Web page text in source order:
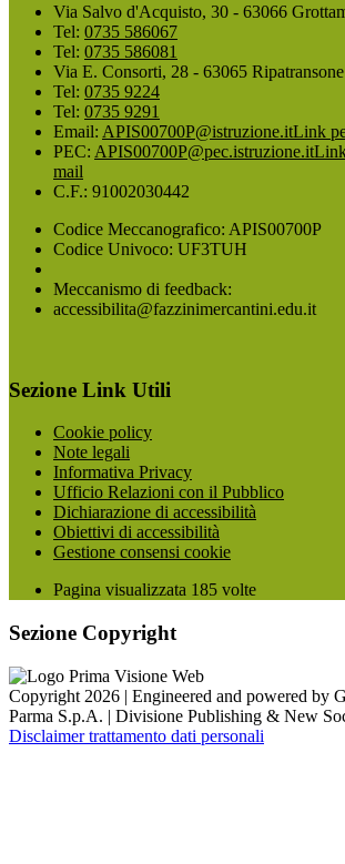
Via Salvo d'Acquisto, 30 - 63066
Tel: 0735 586067
Tel: 0735 586081
Via E. Consorti, 28 - 63065
Tel: 0735 9224
Tel: 0735 9291
Email: APIS00700P@istruzione.itLink
PEC: APIS00700P@pec.istruzione.it
mail
C.F.: 91002030442
Codice Meccanografico: APIS00700P
Codice Univoco: UF3TUH
Meccanismo di feedback:
accessibilita@fazzinimercantini.edu.it
Sezione Link Utili
Cookie policy
Note legali
Informativa Privacy
Ufficio Relazioni con il Pubblico
Dichiarazione di accessibilità
Obiettivi di accessibilità
Gestione consensi cookie
Pagina visualizzata 185 volte
Sezione Copyright
Copyright 2026 | Engineered and powered by
Parma S.p.A. | Divisione Publishing & New
Disclaimer trattamento dati personali